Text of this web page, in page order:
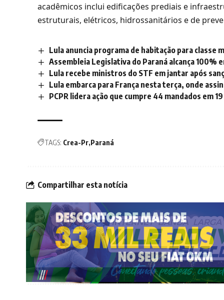
acadêmicos inclui edificações prediais e
estruturais, elétricos, hidrossanitários e de
Lula anuncia programa de habitação para classe
Assembleia Legislativa do Paraná alcança
Lula recebe ministros do STF em jantar após
Lula embarca para França nesta terça, onde
PCPR lidera ação que cumpre 44 mandados em
TAGS: Crea-Pr Paraná
Compartilhar esta notícia